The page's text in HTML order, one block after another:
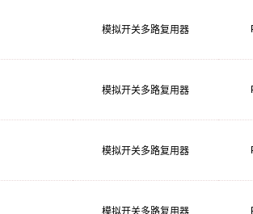
模拟开关多路复用器
模拟开关多路复用器
模拟开关多路复用器
模拟开关多路复用器